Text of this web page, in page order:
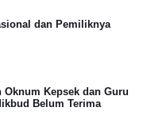
dan Pemiliknya
Kepsek dan Guru
Belum Terima